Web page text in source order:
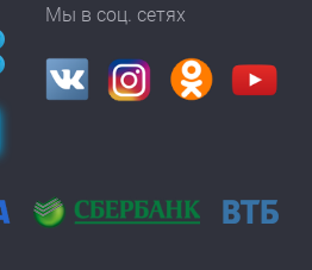
Мы в соц. сетях